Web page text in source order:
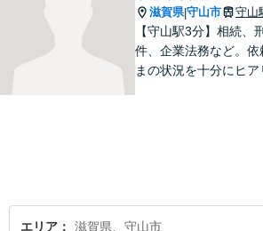
滋賀県|守山市 守山
【守山駅3分】相続、
件、企業法務など。依
まの状況を十分にヒア
エリア 滋賀県、守山市